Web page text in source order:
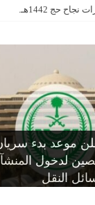
1442هـ.. الوفيات والأوبئة وال
موعد بدء
لدخول
النقل
مؤشرات نجاح حج
صفر
معتمري
تعلن نجاح
“‏الصحة”
كورونا